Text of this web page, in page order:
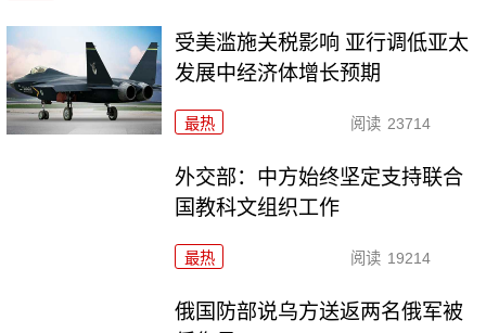
受美滥施关税影响 亚行调低亚太
发展中经济体增长预期
最热 阅读 23714
外交部：中方始终坚定支持联合
国教科文组织工作
最热 阅读 19214
俄国防部说乌方送返两名俄军被